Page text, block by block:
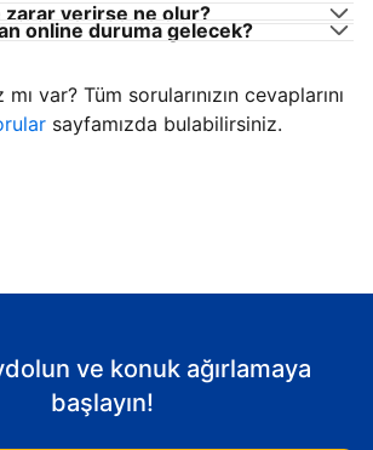
zarar verirse ne olur?
online duruma gelecek?
mı var? Tüm sorularınızın cevaplarını
sayfamızda bulabilirsiniz.
başla
ve konuk ağırlamaya
başlayın!